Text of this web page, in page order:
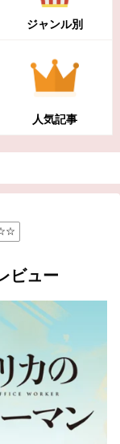
ジャンル別
人気記事
ビュー